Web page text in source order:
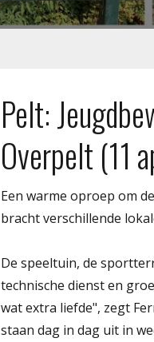
Pelt:
Overpelt (11
Een warme oproep om
bracht verschillende
De speeltuin, de
technische dienst en
wat extra liefde", zegt
staan dag in dag uit in